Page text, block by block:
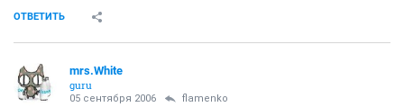
ОТВЕТИТЬ
mrs.White
guru
05 сентября 2006 flamenko